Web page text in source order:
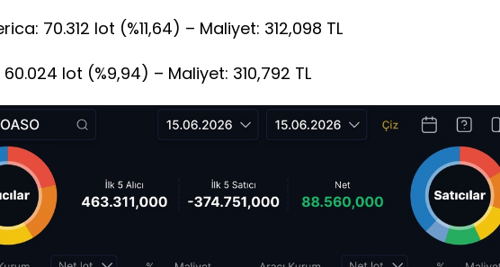
70.312 lot (%11,64) – Maliyet: 312,098 TL
60.024 lot (%9,94) – Maliyet: 310,792 TL